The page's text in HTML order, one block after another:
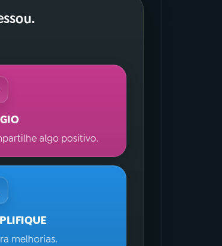
algo positivo.
melhorias.